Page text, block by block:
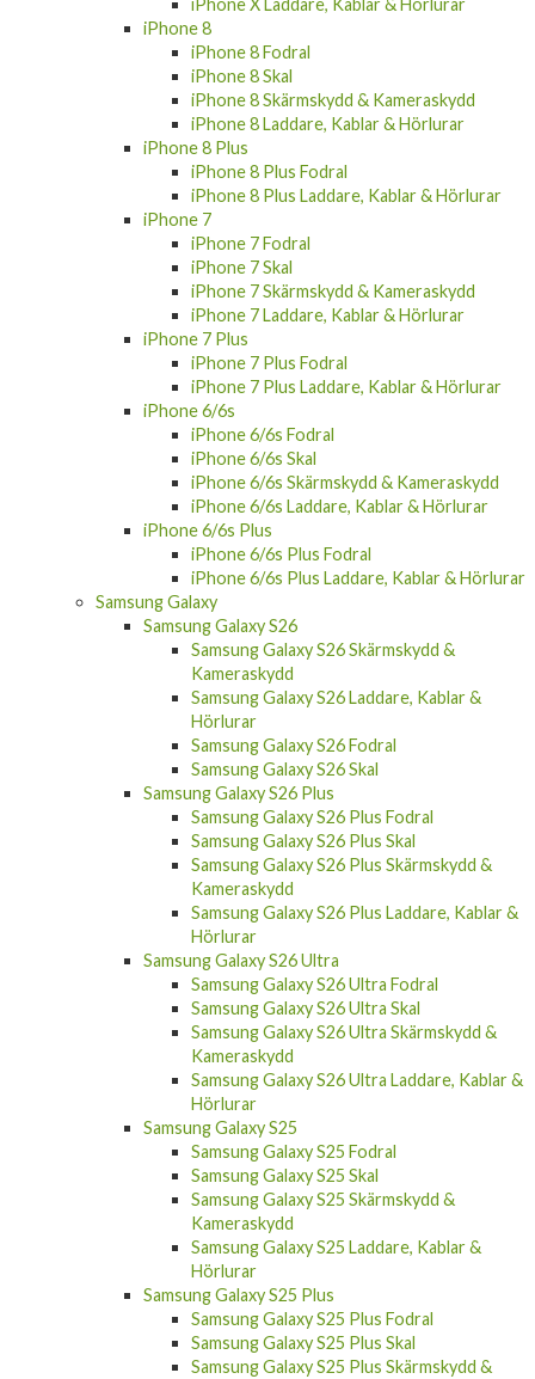
iPhone X Laddare, Kablar & Hörlurar
iPhone 8
iPhone 8 Fodral
iPhone 8 Skal
iPhone 8 Skärmskydd & Kameraskydd
iPhone 8 Laddare, Kablar & Hörlurar
iPhone 8 Plus
iPhone 8 Plus Fodral
iPhone 8 Plus Laddare, Kablar & Hörlurar
iPhone 7
iPhone 7 Fodral
iPhone 7 Skal
iPhone 7 Skärmskydd & Kameraskydd
iPhone 7 Laddare, Kablar & Hörlurar
iPhone 7 Plus
iPhone 7 Plus Fodral
iPhone 7 Plus Laddare, Kablar & Hörlurar
iPhone 6/6s
iPhone 6/6s Fodral
iPhone 6/6s Skal
iPhone 6/6s Skärmskydd & Kameraskydd
iPhone 6/6s Laddare, Kablar & Hörlurar
iPhone 6/6s Plus
iPhone 6/6s Plus Fodral
iPhone 6/6s Plus Laddare, Kablar & Hörlurar
Samsung Galaxy
Samsung Galaxy S26
Samsung Galaxy S26 Skärmskydd &
Kameraskydd
Samsung Galaxy S26 Laddare, Kablar &
Hörlurar
Samsung Galaxy S26 Fodral
Samsung Galaxy S26 Skal
Samsung Galaxy S26 Plus
Samsung Galaxy S26 Plus Fodral
Samsung Galaxy S26 Plus Skal
Samsung Galaxy S26 Plus Skärmskydd &
Kameraskydd
Samsung Galaxy S26 Plus Laddare, Kablar &
Hörlurar
Samsung Galaxy S26 Ultra
Samsung Galaxy S26 Ultra Fodral
Samsung Galaxy S26 Ultra Skal
Samsung Galaxy S26 Ultra Skärmskydd &
Kameraskydd
Samsung Galaxy S26 Ultra Laddare, Kablar &
Hörlurar
Samsung Galaxy S25
Samsung Galaxy S25 Fodral
Samsung Galaxy S25 Skal
Samsung Galaxy S25 Skärmskydd &
Kameraskydd
Samsung Galaxy S25 Laddare, Kablar &
Hörlurar
Samsung Galaxy S25 Plus
Samsung Galaxy S25 Plus Fodral
Samsung Galaxy S25 Plus Skal
Samsung Galaxy S25 Plus Skärmskydd &